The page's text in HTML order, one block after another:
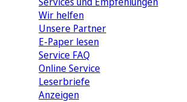
Wir helfen
Unsere Partner
E-Paper lesen
Service FAQ
Online Service
Leserbriefe
Anzeigen